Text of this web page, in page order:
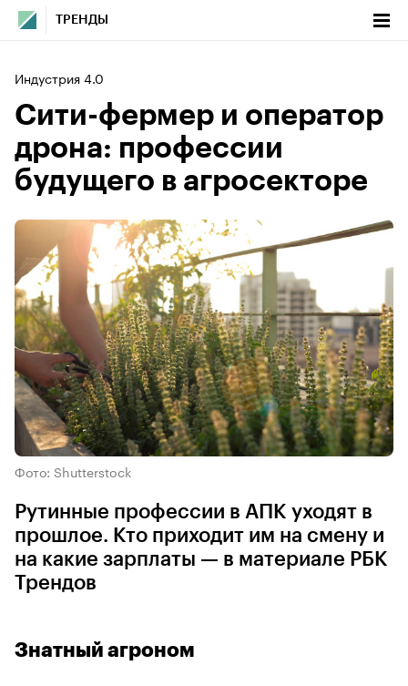
ТРЕНДЫ
Индустрия 4.0
Сити-фермер и оператор
дрона: профессии
будущего в агросекторе
Фото: Shutterstock
Рутинные профессии в АПК уходят в
прошлое. Кто приходит им на смену и
на какие зарплаты — в материале РБК
Трендов
Знатный агроном